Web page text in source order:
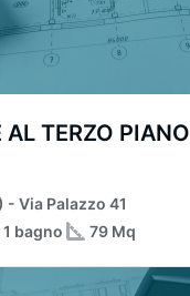
AL TERZO PIANO
- Via Palazzo 41
1 bagno 79 Mq